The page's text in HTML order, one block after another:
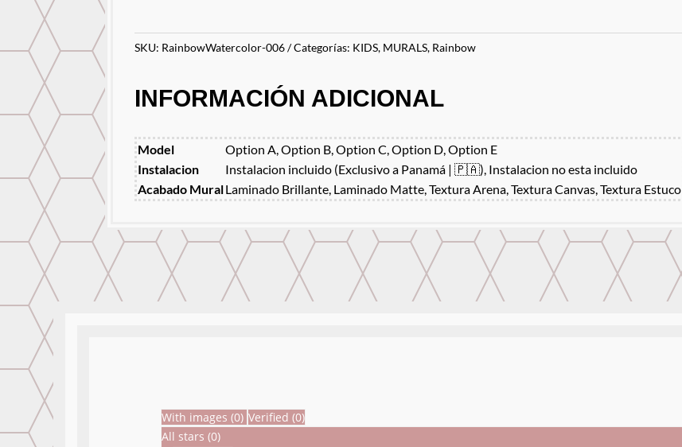
SKU: RainbowWatercolor-006 Categorías: KIDS, MURALS, Rainbow
INFORMACIÓN ADICIONAL
Model
Option A, Option B, Option C, Option D, Option E
Instalacion
Instalacion incluido (Exclusivo a Panamá | 🇵🇦), Instalacion no esta incluido
Acabado MuralLaminado Brillante, Laminado Matte, Textura Arena, Textura Canvas, Textura Estuco
With images (0) Verified (0)
All stars (0)